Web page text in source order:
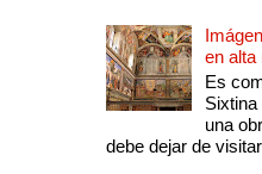
en alta
Es
Sixtina
una
debe dejar de